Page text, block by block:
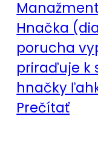
Hnačka
porucha
priraďuje k
hnačky
Prečítať